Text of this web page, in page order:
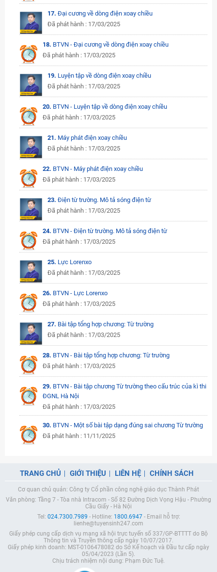
17. Đại cương về dòng điện xoay chiều
Đã phát hành : 17/03/2025
18. BTVN - Đại cương về dòng điện xoay chiều
Đã phát hành : 17/03/2025
19. Luyện tập về dòng điện xoay chiều
Đã phát hành : 17/03/2025
20. BTVN - Luyện tập về dòng điện xoay chiều
Đã phát hành : 17/03/2025
21. Máy phát điện xoay chiều
Đã phát hành : 17/03/2025
22. BTVN - Máy phát điện xoay chiều
Đã phát hành : 17/03/2025
23. Điện từ trường. Mô tả sóng điện từ
Đã phát hành : 17/03/2025
24. BTVN - Điện từ trường. Mô tả sóng điện từ
Đã phát hành : 17/03/2025
25. Lực Lorenxo
Đã phát hành : 17/03/2025
26. BTVN - Lực Lorenxo
Đã phát hành : 17/03/2025
27. Bài tập tổng hợp chương: Từ trường
Đã phát hành : 17/03/2025
28. BTVN - Bài tập tổng hợp chương: Từ trường
Đã phát hành : 17/03/2025
29. BTVN - Bài tập chương Từ trường theo cấu trúc của kì thi
ĐGNL Hà Nội
Đã phát hành : 17/03/2025
30. BTVN - Một số bài tập dạng đúng sai chương Từ trường
Đã phát hành : 11/11/2025
TRANG CHỦ GIỚI THIỆU LIÊN HỆ CHÍNH SÁCH
Cơ quan chủ quản: Công ty Cổ phần công nghệ giáo dục Thành Phát
Văn phòng: Tầng 7 - Tòa nhà Intracom - Số 82 Đường Dịch Vọng Hậu - Phường
Cầu Giấy - Hà Nội
Tel: 024.7300.7989 - Hotline: 1800.6947- Email hỗ trợ:
lienhe@tuyensinh247.com
Giấy phép cung cấp dịch vụ mạng xã hội trực tuyến số 337/GP-BTTTT do Bộ
Thông tin và Truyền thông cấp ngày 10/07/2017.
Giấy phép kinh doanh: MST-0106478082 do Sở Kế hoạch và Đầu tư cấp ngày
05/04/2023 (Lần 5).
Chịu trách nhiệm nội dung: Phạm Đức Tuệ.